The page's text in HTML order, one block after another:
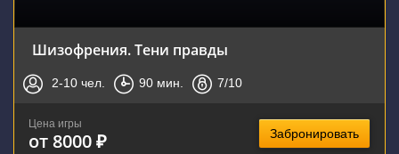
Шизофрения. Тени правды
2-10 чел. 90 мин. 7/10
Цена игры
от 8000 ₽ Забронировать